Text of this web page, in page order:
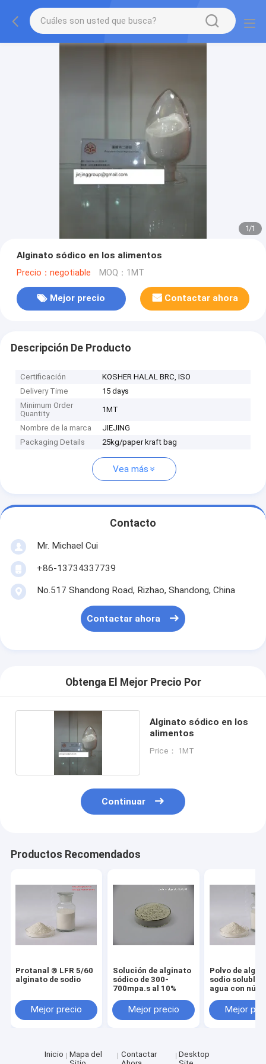
1/1
Alginato sódico en los alimentos
Precio：negotiable MOQ：1MT
Mejor precio Contactar ahora
Descripción De Producto
Certificación
KOSHER HALAL BRC, ISO
Delivery Time
15 days
Minimum Order
Quantity
1MT
Nombre de la marca
JIEJING
Packaging Details
25kg/paper kraft bag
Vea más
Contacto
Mr. Michael Cui
+86-13734337739
No.517 Shandong Road, Rizhao, Shandong, China
Contactar ahora
Obtenga El Mejor Precio Por
Alginato sódico en los
alimentos
Price： 1MT
Continuar
Productos Recomendados
Protanal ® LFR 5/60
alginato de sodio
Mejor precio
Solución de alginato
sódico de 300-
700mpa.s al 10%
Mejor precio
Polvo de
sodio soluble
agua con
Mejor
Inicio
Mapa del
Contactar
Desktop